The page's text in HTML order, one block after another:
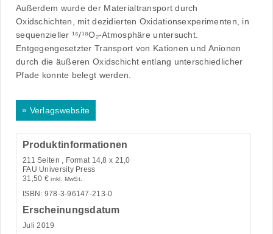
Außerdem wurde der Materialtransport durch
Oxidschichten, mit dezidierten Oxidationsexperimenten, in
sequenzieller ¹⁶/¹⁸O₂-Atmosphäre untersucht.
Entgegengesetzter Transport von Kationen und Anionen
durch die äußeren Oxidschicht entlang unterschiedlicher
Pfade konnte belegt werden.
» Verlagswebsite
Produktinformationen
211 Seiten , Format 14,8 x 21,0
FAU University Press
31,50 € inkl. MwSt.
ISBN: 978-3-96147-213-0
Erscheinungsdatum
Juli 2019